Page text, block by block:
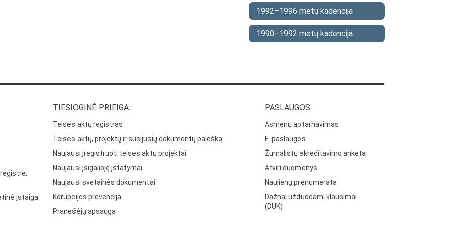
1992–1996 metų kadencija
1990–1992 metų kadencija
įstaiga
TIESIOGINĖ PRIEIGA:
Teisės aktų registras
Teisės aktų, projektų ir susijusių dokumentų paieška
Naujausi įregistruoti teisės aktų projektai
Naujausi įsigalioję įstatymai
Naujausi svetainės dokumentai
Korupcijos prevencija
Pranešėjų apsauga
PASLAUGOS:
Asmenų aptarnavimas
E. paslaugos
Žurnalistų akreditavimo anketa
Atviri duomenys
Naujienų prenumerata
Dažnai užduodami klausimai
(DUK)